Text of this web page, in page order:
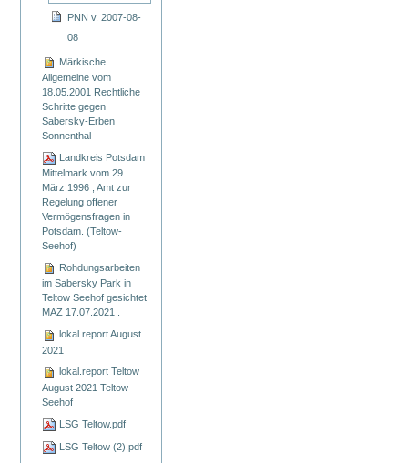
PNN v. 2007-08-
08
Märkische
Allgemeine vom
18.05.2001 Rechtliche
Schritte gegen
Sabersky-Erben
Sonnenthal
Landkreis Potsdam
Mittelmark vom 29.
März 1996 , Amt zur
Regelung offener
Vermögensfragen in
Potsdam. (Teltow-
Seehof)
Rohdungsarbeiten
im Sabersky Park in
Teltow Seehof gesichtet
MAZ 17.07.2021 .
lokal.report August
2021
lokal.report Teltow
August 2021 Teltow-
Seehof
LSG Teltow.pdf
LSG Teltow (2).pdf